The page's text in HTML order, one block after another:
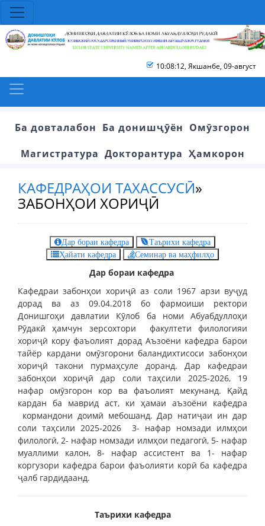
10:08:13, Якшанбе, 09-август
Ба довталабон Ба донишҷӯён Омӯзгорон
Магистратура Докторантура Ҳамкорон
КАФЕДРАҲОИ ТАХАССУСӢ»
ЗАБОНҲОИ ХОРИҶӢ
Дар бораи кафедра
Таърихи кафедра
Ҳайати кафедра
Семинар ва маҳфилҳо
Дар бораи кафедра
Кафедраи забонҳои хориҷӣ аз соли 1967 арзи вуҷуд
дорад ва аз 09.04.2018 бо фармоиши ректори
Донишгоҳи давлатии Кӯлоб ба номи Абуабдуллоҳи
Рӯдакӣ ҳамчун зерсохтори факултети филологияи
хориҷӣ кору фаъолият дорад Аъзоёни кафедра барои
тайёр кардани омӯзгорони баландихтисоси забонҳои
хориҷӣ такони пурмаҳсуле доранд. Дар кафедраи
забонҳои хориҷӣ дар соли таҳсили 2025-2026, 19
нафар омӯзгорон кор ва фаъолият мекунанд. Қайд
кардан ба маврид аст, ки ҳамаи аъзоёни кафедра
кормандони доимӣ мебошанд. Дар натиҷаи ин дар
соли таҳсили 2025-2026 3- нафар номзади илмҳои
филологӣ, 2- нафар номзади илмҳои педагогӣ, 5- нафар
муаллими калон, 8- нафар ассистент ва 1- нафар
коргузори кафедра барои фаъолияти корӣ ба кафедра
ҷалб гардидаанд.
Таърихи кафедра